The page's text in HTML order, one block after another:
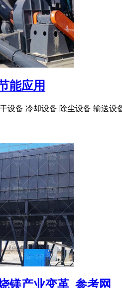
能应用
设备 冷却设备 除尘设备 输送
镁产业变革_参考网